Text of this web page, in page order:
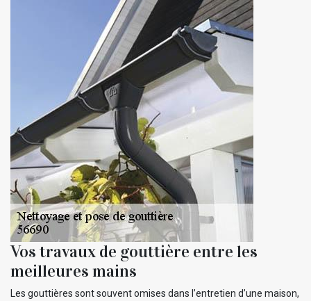
Vos travaux de gouttière entre les
meilleures mains
Les gouttières sont souvent omises dans l’entretien d’une maison,